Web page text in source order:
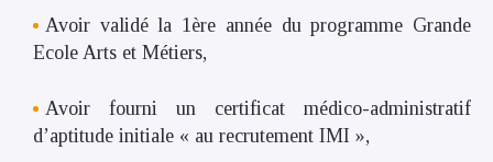
Avoir validé la 1ère année du programme Grande
Ecole Arts et Métiers,
Avoir fourni un certificat médico-administratif
d’aptitude initiale « au recrutement IMI »,